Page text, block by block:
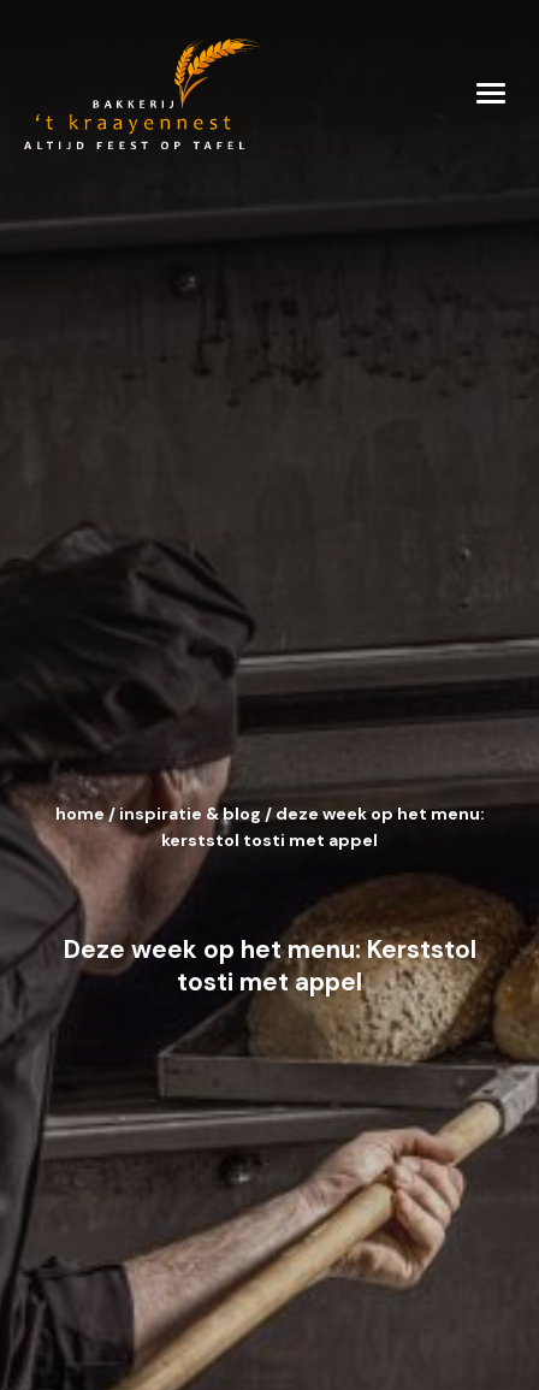
Kraayennest
Deze week op het menu: Kerststol
tosti met appel
home/ inspiratie & blog / deze week op het menu:
kerststol tosti met appel